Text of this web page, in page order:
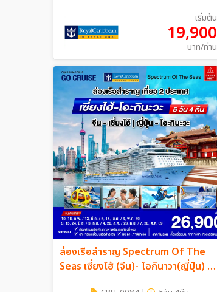
เริ่มต้น
19,900
บาท/ท่าน
ล่องเรือสำราญ Spectrum Of The
Seas เซี่ยงไฮ้ (จีน)- โอกินาวา(ญี่ปุ่น) 5
วัน 4 คืน (Cruise Only)